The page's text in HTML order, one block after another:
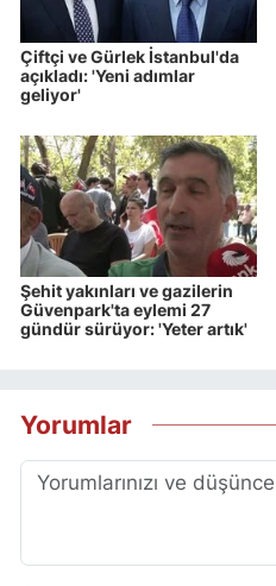
Çiftçi ve Gürlek İstanbul'da
açıkladı: 'Yeni adımlar
geliyor'
Şehit yakınları ve gazilerin
Güvenpark'ta eylemi 27
gündür sürüyor: 'Yeter artık'
Yorumlar